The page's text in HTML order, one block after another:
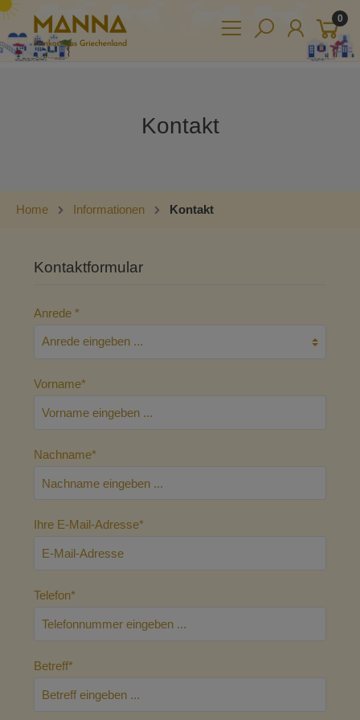
0
Kontakt
Home Informationen Kontakt
Kontaktformular
Anrede *
Vorname*
Nachname*
Ihre E-Mail-Adresse*
Telefon*
Betreff*